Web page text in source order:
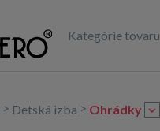
Kategórie tovaru
> Detská izba > Ohrádky